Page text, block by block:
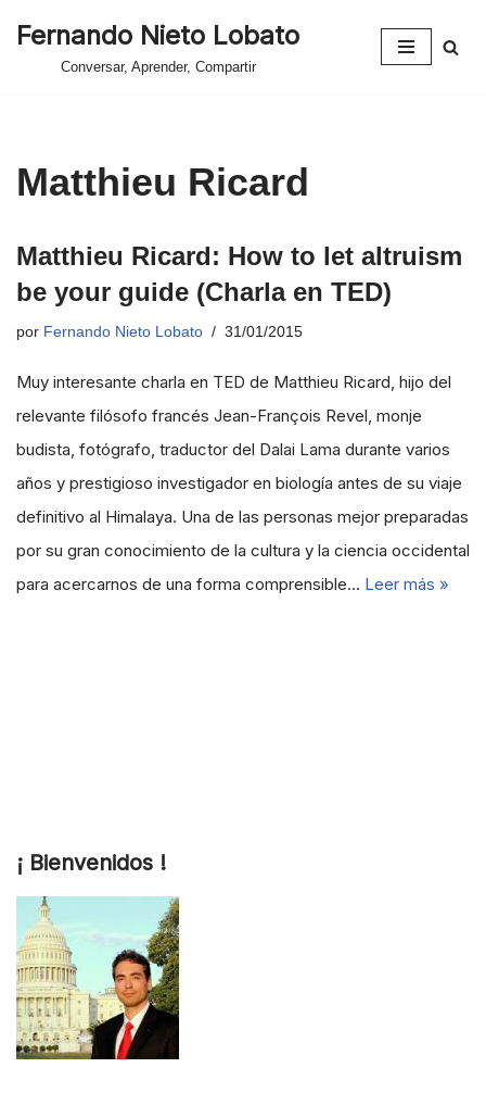
Fernando Nieto Lobato
Conversar, Aprender, Compartir
Matthieu Ricard
Matthieu Ricard: How to let altruism
be your guide (Charla en TED)
por Fernando Nieto Lobato 31/01/2015
Muy interesante charla en TED de Matthieu Ricard, hijo del
relevante filósofo francés Jean-François Revel, monje
budista, fotógrafo, traductor del Dalai Lama durante varios
años y prestigioso investigador en biología antes de su viaje
definitivo al Himalaya. Una de las personas mejor preparadas
por su gran conocimiento de la cultura y la ciencia occidental
para acercarnos de una forma comprensible… Leer más »
¡ Bienvenidos !